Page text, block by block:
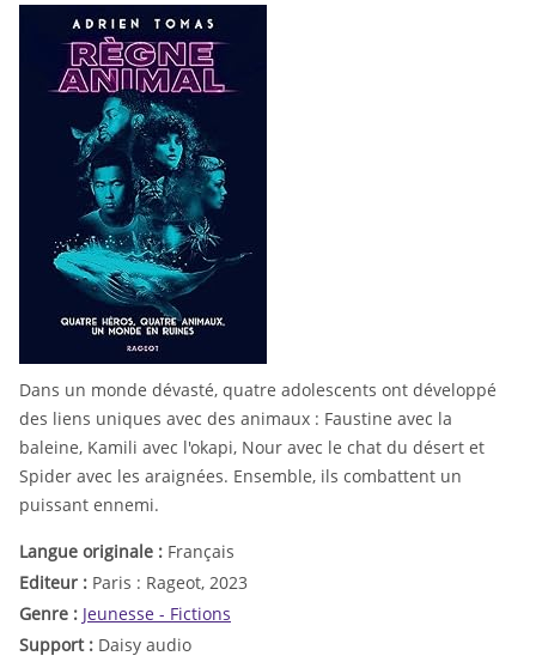
Dans un monde dévasté, quatre adolescents ont développé
des liens uniques avec des animaux : Faustine avec la
baleine, Kamili avec l'okapi, Nour avec le chat du désert et
Spider avec les araignées. Ensemble, ils combattent un
puissant ennemi.
Langue originale : Français
Editeur : Paris : Rageot, 2023
Genre : Jeunesse - Fictions
Support : Daisy audio